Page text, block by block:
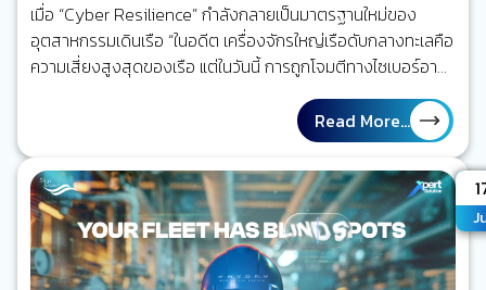
เมื่อ “Cyber Resilience” กำลังกลายเป็นมาตรฐานใหม่ของ
อุตสาหกรรมเดินเรือ “ในอดีต เครื่องจักรใหญ่เรือดับกลางทะเลคือ
ความเสี่ยงสูงสุดของเรือ แต่ในวันนี้ การถูกโจมตีทางไซเบอร์อาจ
สร้างผลกระทบได้ไม่ต่างกัน” โลกของการเดินเรือกำลังเปลี่ยนไป
ลองย้อนกลับไปเมื่อ 20 ปีก่อน ระบบส่วนใหญ่บนเรือทำงานแยก
จากกันแทบทั้งหมด เครื่องจักรใหญ่ทำงานของมัน ระบบเดินเรือ
ทำงานของมัน ระบบสื่อสารก็เป็นอีกระบบหนึ่ง การเชื่อมต่อกับฝั่ง
มีเพียงโทรศัพท์ดาวเทียมหรืออีเมลความเร็วต่ำ แต่วันนี้ ทุกอย่าง
เปลี่ยนไปแล้ว เรือหนึ่งลำอาจมีระบบดิจิทัลมากกว่าร้อยระบบที่
เชื่อมโยงถึงกัน ระบบบริหารจัดการเรือ และระบบวางแผนซ่อม
บำรุง (ERP) ระบบ AI CCTV ระบบติดตามเรือ (Ship…
Read More...